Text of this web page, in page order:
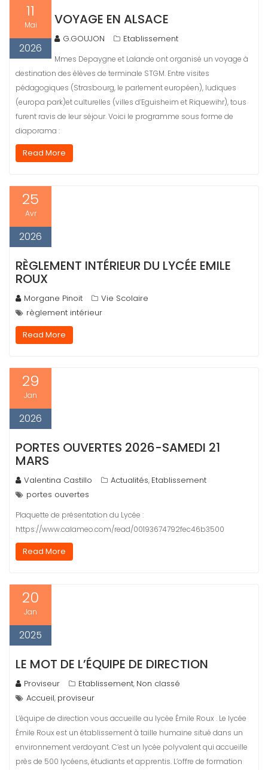
11
Mai
2026
VOYAGE EN ALSACE
G.GOUJON Etablissement
Mmes Depaygne et Lalande ont organisé un voyage à
destination des élèves de terminale STGM. Entre visites
pédagogiques (Strasbourg, le parlement européen), ludiques
(europa park)et culturelles (villes d’Eguisheim et Riquewihr), tous
furent ravis de leur séjour. Voici le programme sous forme de
diaporama :
Read More
25
Avr
2026
RÈGLEMENT INTÉRIEUR DU LYCÉE EMILE
ROUX
Morgane Pinoit
Vie Scolaire
règlement intérieur
Read More
29
Jan
2026
PORTES OUVERTES 2026-SAMEDI 21
MARS
Valentina Castillo Actualités, Etablissement
portes ouvertes
Plaquette de présentation du Lycée :
https://www.calameo.com/read/00193674792fec46b3500
Read More
20
Jan
2025
LE MOT DE L’ÉQUIPE DE DIRECTION
Proviseur Etablissement, Non classé
Accueil, proviseur
L’équipe de direction vous accueille au lycée Émile Roux . Le lycée
Émile Roux est un établissement à taille humaine situé dans un
environnement verdoyant. C’est un lycée polyvalent qui accueille
près de 500 lycéens, étudiants et apprentis. L’offre de formation